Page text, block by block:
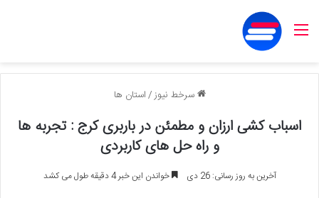
منو
سرخط نیوز/استان ها
اسباب کشی ارزان و مطمئن در باربری کرج : تجربه ها
و راه حل های کاربردی
آخرین به روز رسانی: 26 دی خواندن این خبر 4 دقیقه طول می کشد